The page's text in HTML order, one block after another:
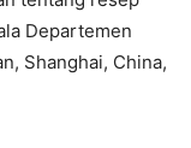
Departemen
Shanghai, China,